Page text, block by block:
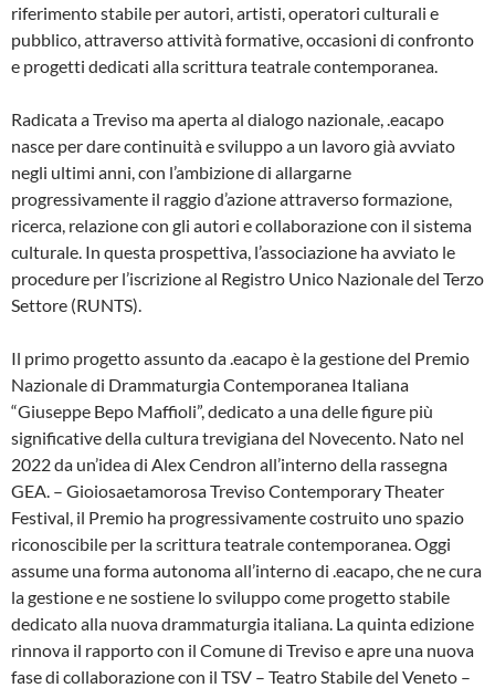
riferimento stabile per autori, artisti, operatori culturali e
pubblico, attraverso attività formative, occasioni di confronto
e progetti dedicati alla scrittura teatrale contemporanea.
Radicata a Treviso ma aperta al dialogo nazionale, .eacapo
nasce per dare continuità e sviluppo a un lavoro già avviato
negli ultimi anni, con l’ambizione di allargarne
progressivamente il raggio d’azione attraverso formazione,
ricerca, relazione con gli autori e collaborazione con il sistema
culturale. In questa prospettiva, l’associazione ha avviato le
procedure per l’iscrizione al Registro Unico Nazionale del Terzo
Settore (RUNTS).
Il primo progetto assunto da .eacapo è la gestione del Premio
Nazionale di Drammaturgia Contemporanea Italiana
“Giuseppe Bepo Maffioli”, dedicato a una delle figure più
significative della cultura trevigiana del Novecento. Nato nel
2022 da un’idea di Alex Cendron all’interno della rassegna
GEA. – Gioiosaetamorosa Treviso Contemporary Theater
Festival, il Premio ha progressivamente costruito uno spazio
riconoscibile per la scrittura teatrale contemporanea. Oggi
assume una forma autonoma all’interno di .eacapo, che ne cura
la gestione e ne sostiene lo sviluppo come progetto stabile
dedicato alla nuova drammaturgia italiana. La quinta edizione
rinnova il rapporto con il Comune di Treviso e apre una nuova
fase di collaborazione con il TSV – Teatro Stabile del Veneto –